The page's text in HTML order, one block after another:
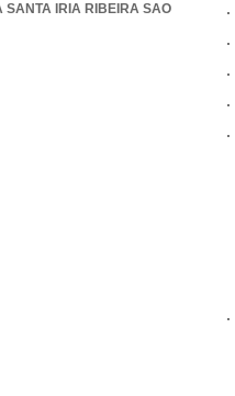
SANTA IRIA RIBEIRA SAO